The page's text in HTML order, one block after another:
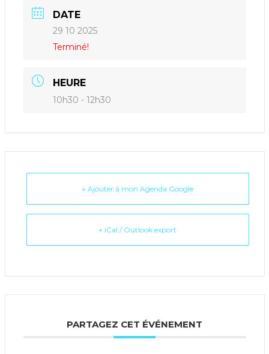
DATE
29 10 2025
Terminé!
HEURE
10h30 - 12h30
+ Ajouter à mon Agenda Google
+ iCal / Outlook export
PARTAGEZ CET ÉVÉNEMENT